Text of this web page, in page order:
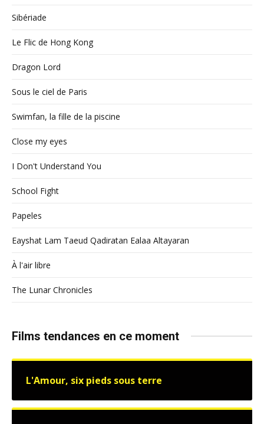
Sibériade
Le Flic de Hong Kong
Dragon Lord
Sous le ciel de Paris
Swimfan, la fille de la piscine
Close my eyes
I Don't Understand You
School Fight
Papeles
Eayshat Lam Taeud Qadiratan Ealaa Altayaran
À l'air libre
The Lunar Chronicles
Films tendances en ce moment
L'Amour, six pieds sous terre